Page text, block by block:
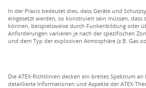
In der Praxis bedeutet dies, dass Geräte und
eingesetzt werden, so konstruiert sein müssen, dass
können, beispielsweise durch Funkenbildung oder
Anforderungen variieren je nach der spezifischen
und dem Typ der explosiven Atmosphäre (z.B. Gas
Die ATEX-Richtlinien decken ein breites Spektrum
detaillierte Informationen und Aspekte der ATEX-